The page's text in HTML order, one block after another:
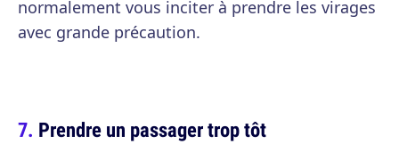
normalement vous inciter à prendre les virages
avec grande précaution.
Prendre un passager trop tôt